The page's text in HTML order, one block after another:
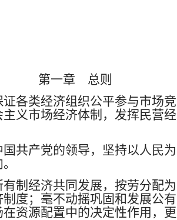
第一章 总则
各类经济组织公平参与市场
义市场经济体制，发挥民营
共产党的领导，坚持以人民
制经济共同发展，按劳分配
度；毫不动摇巩固和发展公
资源配置中的决定性作用，更